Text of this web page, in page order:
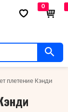
0
плетение Кэнди